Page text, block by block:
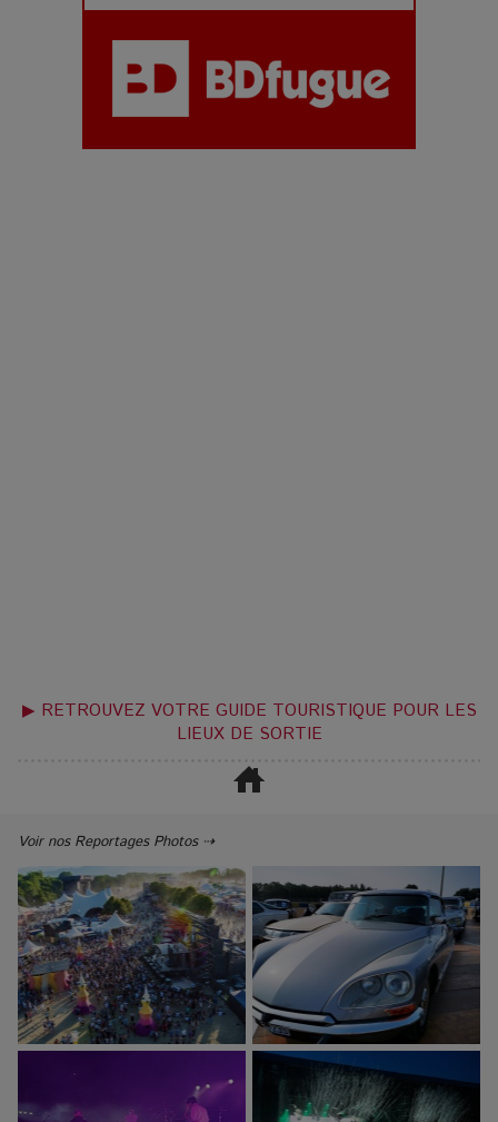
▶ RETROUVEZ VOTRE GUIDE TOURISTIQUE POUR LES
LIEUX DE SORTIE
Voir nos Reportages Photos ⇢